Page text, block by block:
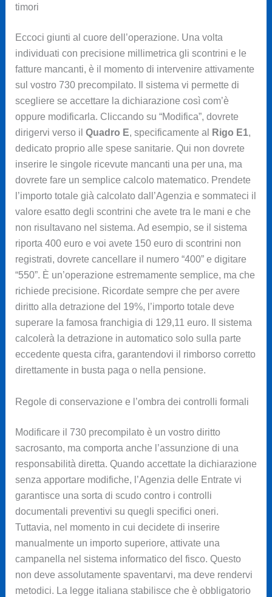
timori
Eccoci giunti al cuore dell’operazione. Una volta
individuati con precisione millimetrica gli scontrini e le
fatture mancanti, è il momento di intervenire attivamente
sul vostro 730 precompilato. Il sistema vi permette di
scegliere se accettare la dichiarazione così com’è
oppure modificarla. Cliccando su “Modifica”, dovrete
dirigervi verso il Quadro E, specificamente al Rigo E1,
dedicato proprio alle spese sanitarie. Qui non dovrete
inserire le singole ricevute mancanti una per una, ma
dovrete fare un semplice calcolo matematico. Prendete
l’importo totale già calcolato dall’Agenzia e sommateci il
valore esatto degli scontrini che avete tra le mani e che
non risultavano nel sistema. Ad esempio, se il sistema
riporta 400 euro e voi avete 150 euro di scontrini non
registrati, dovrete cancellare il numero “400” e digitare
“550”. È un’operazione estremamente semplice, ma che
richiede precisione. Ricordate sempre che per avere
diritto alla detrazione del 19%, l’importo totale deve
superare la famosa franchigia di 129,11 euro. Il sistema
calcolerà la detrazione in automatico solo sulla parte
eccedente questa cifra, garantendovi il rimborso corretto
direttamente in busta paga o nella pensione.
Regole di conservazione e l’ombra dei controlli formali
Modificare il 730 precompilato è un vostro diritto
sacrosanto, ma comporta anche l’assunzione di una
responsabilità diretta. Quando accettate la dichiarazione
senza apportare modifiche, l’Agenzia delle Entrate vi
garantisce una sorta di scudo contro i controlli
documentali preventivi su quegli specifici oneri.
Tuttavia, nel momento in cui decidete di inserire
manualmente un importo superiore, attivate una
campanella nel sistema informatico del fisco. Questo
non deve assolutamente spaventarvi, ma deve rendervi
metodici. La legge italiana stabilisce che è obbligatorio